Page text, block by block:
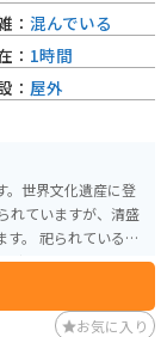
。世界文化遺産に登
れていますが、清盛
。 祀られているの
（たごりひめのみこ
女神と呼ばれていま
「海上運行・交通安
： 混んでいる
： 1時間
： 屋外
お気に入り